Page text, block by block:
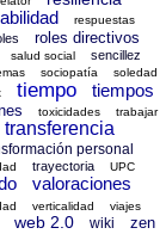
respuestas
roles directivos
salud social
sencillez
sociopatía soledad
tiempo
tiempos
toxicidades trabajar
transferencia
personal
trayectoria
UPC
valoraciones
verticalidad
viajes
web 2.0 wiki zen